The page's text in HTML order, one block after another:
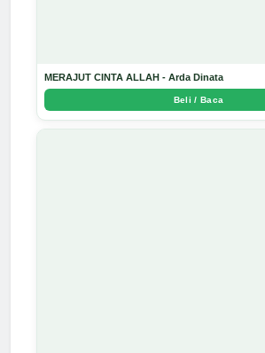
MERAJUT CINTA ALLAH - Arda Dinata
Beli / Baca